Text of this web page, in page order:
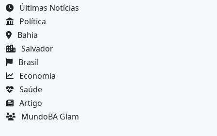
Últimas Notícias
Política
Bahia
Salvador
Brasil
Economia
Saúde
Artigo
MundoBA Glam